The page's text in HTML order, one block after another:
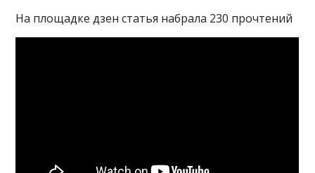
На площадке дзен статья набрала 230 прочтений